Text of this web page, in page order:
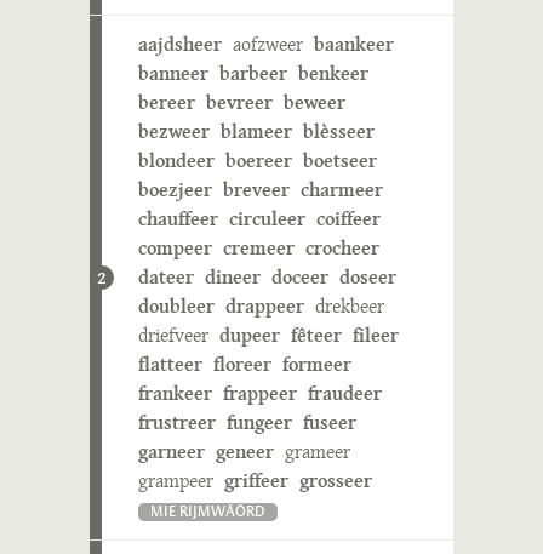
2
aajdsheer aofzweer baankeer
banneer barbeer benkeer
bereer bevreer beweer
bezweer blameer blèsseer
blondeer boereer boetseer
boezjeer breveer charmeer
chauffeer circuleer coiffeer
compeer cremeer crocheer
dateer dineer doceer doseer
doubleer drappeer drekbeer
driefveer dupeer fêteer fileer
flatteer floreer formeer
frankeer frappeer fraudeer
frustreer fungeer fuseer
garneer geneer grameer
grampeer griffeer grosseer
MIE RIJMWÄÖRD